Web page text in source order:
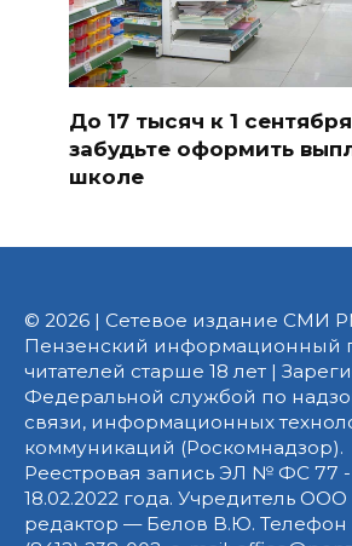
До 17 тысяч к 1
забудьте оформить
школе
© 2026 | Сетевое издание СМИ
Пензенский информационный
читателей старше 18 лет |
Федеральной службой по
связи, информационных
коммуникаций (Роскомнадзор).
Реестровая запись ЭЛ № ФС 77 -
18.02.2022 года. Учредитель
редактор — Белов В.Ю. Телефон